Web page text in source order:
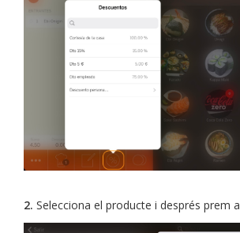
2. Selecciona el producte i després prem a